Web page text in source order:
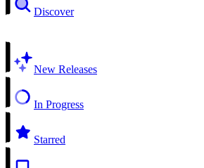
Discover
New Releases
In Progress
Starred